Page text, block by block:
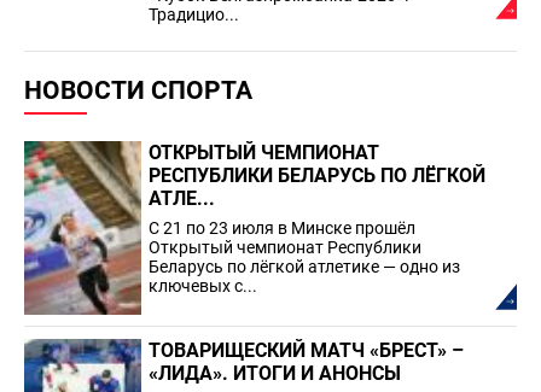
Традицио...
НОВОСТИ СПОРТА
ОТКРЫТЫЙ ЧЕМПИОНАТ
РЕСПУБЛИКИ БЕЛАРУСЬ ПО ЛЁГКОЙ
АТЛЕ...
С 21 по 23 июля в Минске прошёл
Открытый чемпионат Республики
Беларусь по лёгкой атлетике — одно из
ключевых с...
ТОВАРИЩЕСКИЙ МАТЧ «БРЕСТ» –
«ЛИДА». ИТОГИ И АНОНСЫ